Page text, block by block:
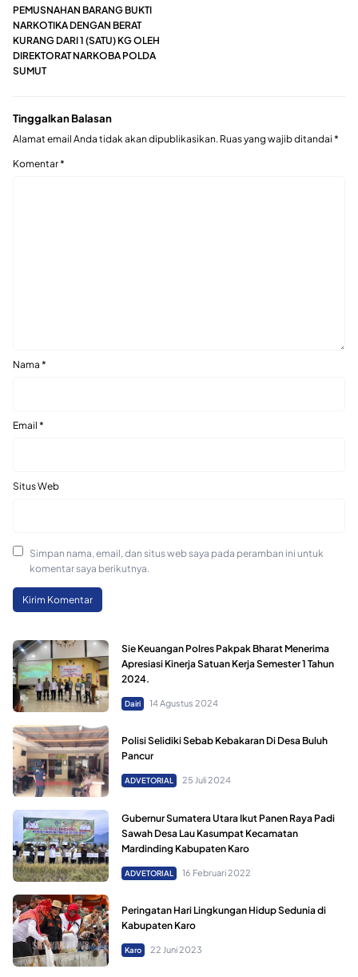
PEMUSNAHAN BARANG BUKTI
NARKOTIKA DENGAN BERAT
KURANG DARI 1 (SATU) KG OLEH
DIREKTORAT NARKOBA POLDA
SUMUT
Tinggalkan Balasan
Alamat email Anda tidak akan dipublikasikan. Ruas yang wajib ditandai *
Komentar*
Nama *
Email *
Situs Web
Simpan nama, email, dan situs web saya pada peramban ini untuk
komentar saya berikutnya.
Sie Keuangan Polres Pakpak Bharat Menerima
Apresiasi Kinerja Satuan Kerja Semester 1 Tahun
2024.
Dairi 14 Agustus 2024
Polisi Selidiki Sebab Kebakaran Di Desa Buluh
Pancur
ADVETORIAL 25 Juli 2024
Gubernur Sumatera Utara Ikut Panen Raya Padi
Sawah Desa Lau Kasumpat Kecamatan
Mardinding Kabupaten Karo
ADVETORIAL 16 Februari 2022
Peringatan Hari Lingkungan Hidup Sedunia di
Kabupaten Karo
Karo 22 Juni 2023